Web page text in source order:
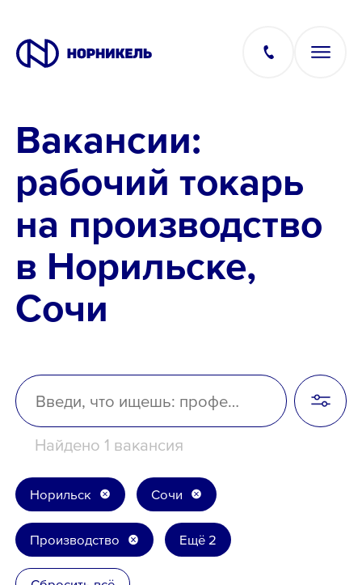
Вакансии
Производство
Офис
IT
Школьникам
Локации
8 800 700-19-43
Вакансии:
рабочий токарь
на производство
в Норильске,
Сочи
Найдено 1 вакансия
Норильск Сочи
Производство Ещё 2